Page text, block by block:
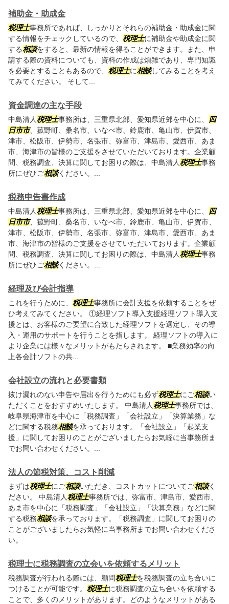
補助金・助成金
税理士事務所であれば、しっかりとそれらの補助金・助成金に関
する情報をチェックしているので、 税理士に補助金や助成金に関
する相談をすると、最新の情報を得ることができます。また、申
請する際の資料についても、資料の作成は煩雑であり、専門知識
を必要とすることもあるので、 税理士に相談してみることを考え
てみてください。 そして...
資金調達の主な手段
中島清人税理士事務所は、三重県北部、愛知県近郊を中心に、
四
日市市、菰野町、桑名市、いなべ市、鈴鹿市、亀山市、伊賀市、
津市、松阪市、伊勢市、名張市、弥富市、津島市、愛西市、あま
市、海津市の皆様のご支援をさせていただいております。企業顧
問、税務調査、決算に関してお困りの際は、中島清人税理士事務
所にぜひご相談ください。...
税務申告書作成
中島清人税理士事務所は、三重県北部、愛知県近郊を中心に、
四
日市市、菰野町、桑名市、いなべ市、鈴鹿市、亀山市、伊賀市、
津市、松阪市、伊勢市、名張市、弥富市、津島市、愛西市、あま
市、海津市の皆様のご支援をさせていただいております。企業顧
問、税務調査、決算に関してお困りの際は、中島清人税理士事務
所にぜひご相談ください。...
経理及び会計指導
これを行うために、 税理士事務所に会計支援を依頼することをぜ
ひ考えてみてください。 ①経理ソフト導入支援経理ソフト導入支
援とは、お客様のご要望に合致した経理ソフトを選定し、その導
入・運用のサポートを行うことを指します。 経理ソフトの導入に
より企業には様々なメリットがもたらされます。 ■業務効率の向
上各会計ソフトの共...
会社設立の流れと必要書類
抜け漏れのない申告や届出を行うためにも必ず税理士にご相談い
ただくことをおすすめいたします。 中島清人税理士事務所では、
岐阜県海津市を中心に「税務調査」「会社設立」「決算業務」な
どに関する税務相談を承っております。「会社設立」「起業支
援」に関してお困りのことがございましたらお気軽に当事務所ま
でお問い合わせください。...
法人の節税対策、コスト削減
まずは税理士にご相談いただき、コストカットについてご相談く
ださい。 中島清人税理士事務所では、弥富市、津島市、愛西市、
あま市を中心に「税務調査」「会社設立」「決算業務」などに関
する税務相談を承っております。「税務調査」に関してお困りの
ことがございましたらお気軽に当事務所までお問い合わせくださ
い。
税理士に税務調査の立会いを依頼するメリット
税務調査が行われる際には、顧問税理士を税務調査の立ち合いに
つけることが可能です。 税理士に税務調査の立ち合いを依頼する
ことで、多くのメリットがあります。どのようなメリットがある